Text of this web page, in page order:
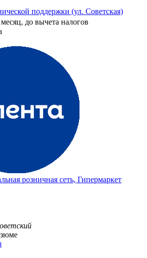
поддержки (ул. Советская)
месяц, до вычета налогов
розничная сеть, Гипермаркет